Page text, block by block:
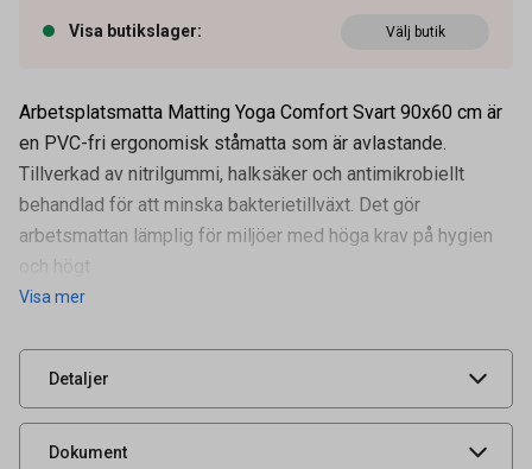
Visa butikslager: Välj butik
Arbetsplatsmatta Matting Yoga Comfort Svart 90x60 cm är
en PVC-fri ergonomisk ståmatta som är avlastande.
Tillverkad av nitrilgummi, halksäker och antimikrobiellt
behandlad för att minska bakterietillväxt. Det gör
arbetsmattan lämplig för miljöer med höga krav på hygien
och högt
Visa mer
Detaljer
Artikelnummer 71100282
Mått (B x H)
Leverantörens
UNSPSC 52101500
Dokument
Produktdatablad